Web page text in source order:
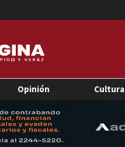
Opinión Cultura